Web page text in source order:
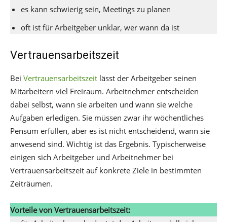
es kann schwierig sein, Meetings zu planen
oft ist für Arbeitgeber unklar, wer wann da ist
Vertrauensarbeitszeit
Bei Vertrauensarbeitszeit lässt der Arbeitgeber seinen
Mitarbeitern viel Freiraum. Arbeitnehmer entscheiden
dabei selbst, wann sie arbeiten und wann sie welche
Aufgaben erledigen. Sie müssen zwar ihr wöchentliches
Pensum erfüllen, aber es ist nicht entscheidend, wann sie
anwesend sind. Wichtig ist das Ergebnis. Typischerweise
einigen sich Arbeitgeber und Arbeitnehmer bei
Vertrauensarbeitszeit auf konkrete Ziele in bestimmten
Zeiträumen.
Vorteile von Vertrauensarbeitszeit: